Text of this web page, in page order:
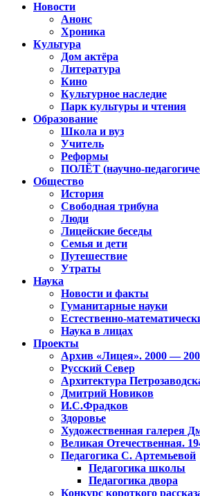
Новости
Анонс
Хроника
Культура
Дом актёра
Литература
Кино
Культурное наследие
Парк культуры и чтения
Образование
Школа и вуз
Учитель
Реформы
ПОЛЁТ (научно-
Общество
История
Свободная трибуна
Люди
Лицейские беседы
Семья и дети
Путешествие
Утраты
Наука
Новости и факты
Гуманитарные науки
Естественно-
Наука в лицах
Проекты
Архив «Лицея». 2000 —
Русский Север
Архитектура
Дмитрий Новиков
И.С.Фрадков
Здоровье
Художественная галерея
Великая Отечественная.
Педагогика С. Артемьевой
Педагогика школы
Педагогика двора
Конкурс короткого